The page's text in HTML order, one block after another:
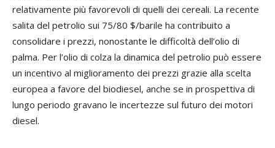
relativamente più favorevoli di quelli dei cereali. La recente
salita del petrolio sui 75/80 $/barile ha contribuito a
consolidare i prezzi, nonostante le difficoltà dell’olio di
palma. Per l’olio di colza la dinamica del petrolio può essere
un incentivo al miglioramento dei prezzi grazie alla scelta
europea a favore del biodiesel, anche se in prospettiva di
lungo periodo gravano le incertezze sul futuro dei motori
diesel.